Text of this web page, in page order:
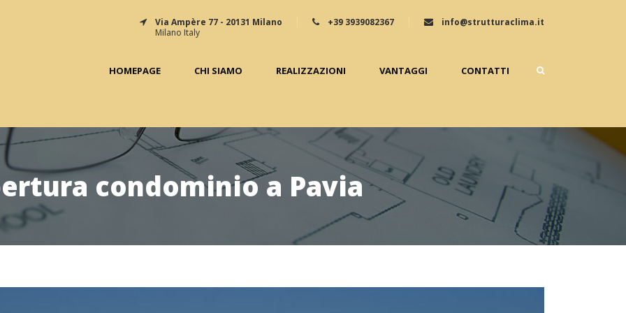
Via Ampère 77 - 20131 Milano
Milano Italy
+39 3939082367 info@strutturaclima.it
HOMEPAGE CHI SIAMO REALIZZAZIONI VANTAGGI CONTATTI
condominio a Pavia